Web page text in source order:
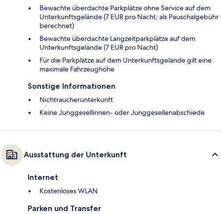
Bewachte überdachte Parkplätze ohne Service auf dem
Unterkunftsgelände (7 EUR pro Nacht; als Pauschalgebühr
berechnet)
Bewachte überdachte Langzeitparkplätze auf dem
Unterkunftsgelände (7 EUR pro Nacht)
Für die Parkplätze auf dem Unterkunftsgelände gilt eine
maximale Fahrzeughöhe
Sonstige Informationen
Nichtraucherunterkunft
Keine Junggesellinnen- oder Junggesellenabschiede
Ausstattung der Unterkunft
Internet
Kostenloses WLAN
Parken und Transfer